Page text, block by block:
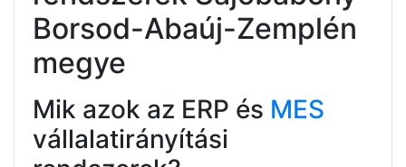
Borsod-Abaúj-Zemplén
megye
Mik azok az ERP és MES
vállalatirányítási